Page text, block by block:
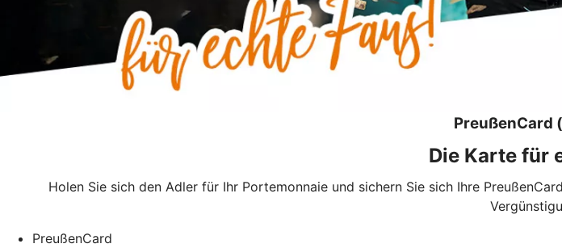
PreußenCard
Die Karte für
Holen Sie sich den Adler für Ihr Portemonnaie und sichern Sie sich Ihre
PreußenCard